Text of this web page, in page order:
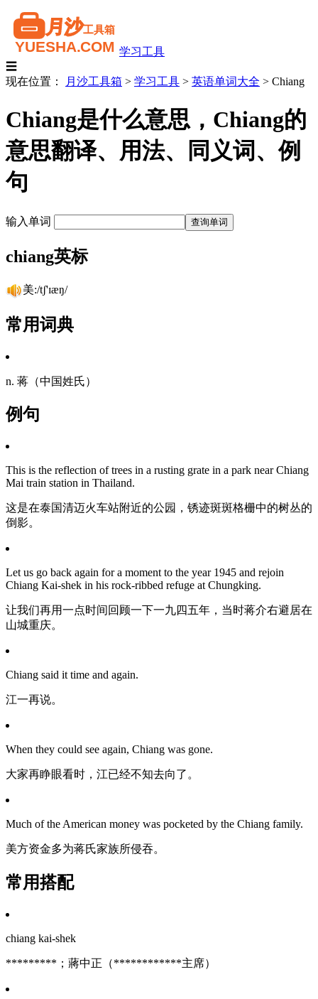
学习工具
☰
现在位置：
月沙工具箱 > 学习工具 > 英语单词大全 > Chiang
Chiang是什么意思，Chiang的
意思翻译、用法、同义词、例
句
输入单词
chiang英标
美:/tʃ'ɪæŋ/
常用词典
n. 蒋（中国姓氏）
例句
This is the reflection of trees in a rusting grate in a park near Chiang
Mai train station in Thailand.
这是在泰国清迈火车站附近的公园，锈迹斑斑格栅中的树丛的
倒影。
Let us go back again for a moment to the year 1945 and rejoin
Chiang Kai-shek in his rock-ribbed refuge at Chungking.
让我们再用一点时间回顾一下一九四五年，当时蒋介右避居在
山城重庆。
Chiang said it time and again.
江一再说。
When they could see again, Chiang was gone.
大家再睁眼看时，江已经不知去向了。
Much of the American money was pocketed by the Chiang family.
美方资金多为蒋氏家族所侵吞。
常用搭配
chiang kai-shek
*********；蔣中正（************主席）